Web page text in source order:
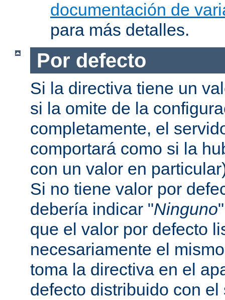
documentación de
para más detalles.
Por defecto
Si la directiva tiene un
si la omite de la
completamente, el
comportará como si la
con un valor en
Si no tiene valor por
debería indicar "Ninguno
que el valor por defecto
necesariamente el
toma la directiva en el
defecto distribuido con el